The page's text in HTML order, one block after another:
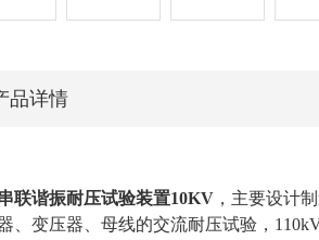
品详情
联谐振耐压试验装置10KV ，主要设计
、变压器、母线的交流耐压试验，